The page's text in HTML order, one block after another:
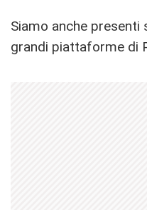
Siamo anche presenti
grandi piattaforme di